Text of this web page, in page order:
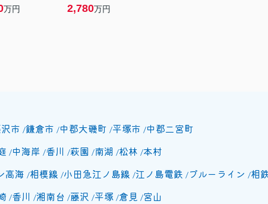
万円 2,780万円
市 鎌倉市 中郡大磯町 平塚市 中郡二宮町
中海岸 香川 萩園 南湖 松林 本村
高海 相模線 小田急江ノ島線 江ノ島電鉄 ブルーライン 相
香川 湘南台 藤沢 平塚 倉見 宮山